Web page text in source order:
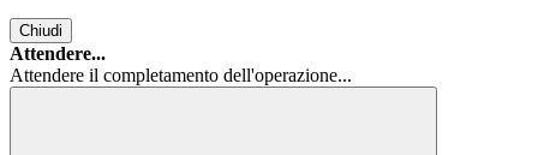
Chiudi
Attendere...
Attendere il completamento dell'operazione...